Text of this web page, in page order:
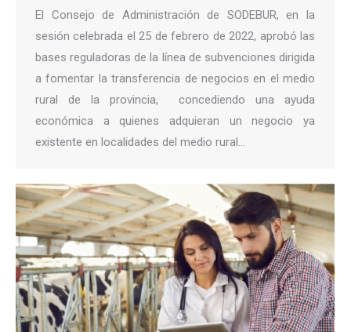
El Consejo de Administración de SODEBUR, en la
sesión celebrada el 25 de febrero de 2022, aprobó las
bases reguladoras de la línea de subvenciones dirigida
a fomentar la transferencia de negocios en el medio
rural de la provincia, concediendo una ayuda
económica a quienes adquieran un negocio ya
existente en localidades del medio rural…